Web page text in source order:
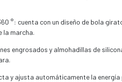
°: cuenta con un diseño de bola
la marcha.
engrosados y almohadillas de
y ajusta automáticamente la